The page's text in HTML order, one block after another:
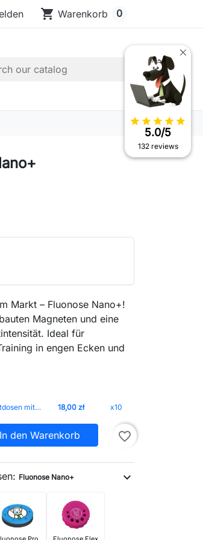
shopping_cart Warenkorb 0
Markt – Fluonose Nano+!
Magneten und eine
Ideal für
in engen Ecken und
Fluonose Nano+ – kleinste Duftdosen mit integriertem Magnet und einstellbarer Duftintensität Deckel-Weiß Dose-Graphit 18,00 zł x10
In den Warenkorb favorite_border
Fluonose Nano+ expand_more
star star star star star
5.0/5
132 reviews